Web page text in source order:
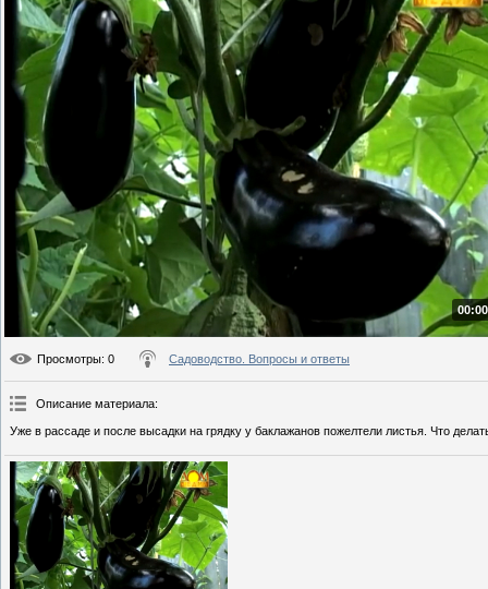
Просмотры: 0 Садоводство. Вопросы и ответы
Описание материала:
Уже в рассаде и после высадки на грядку у баклажанов пожелтели листья. Что